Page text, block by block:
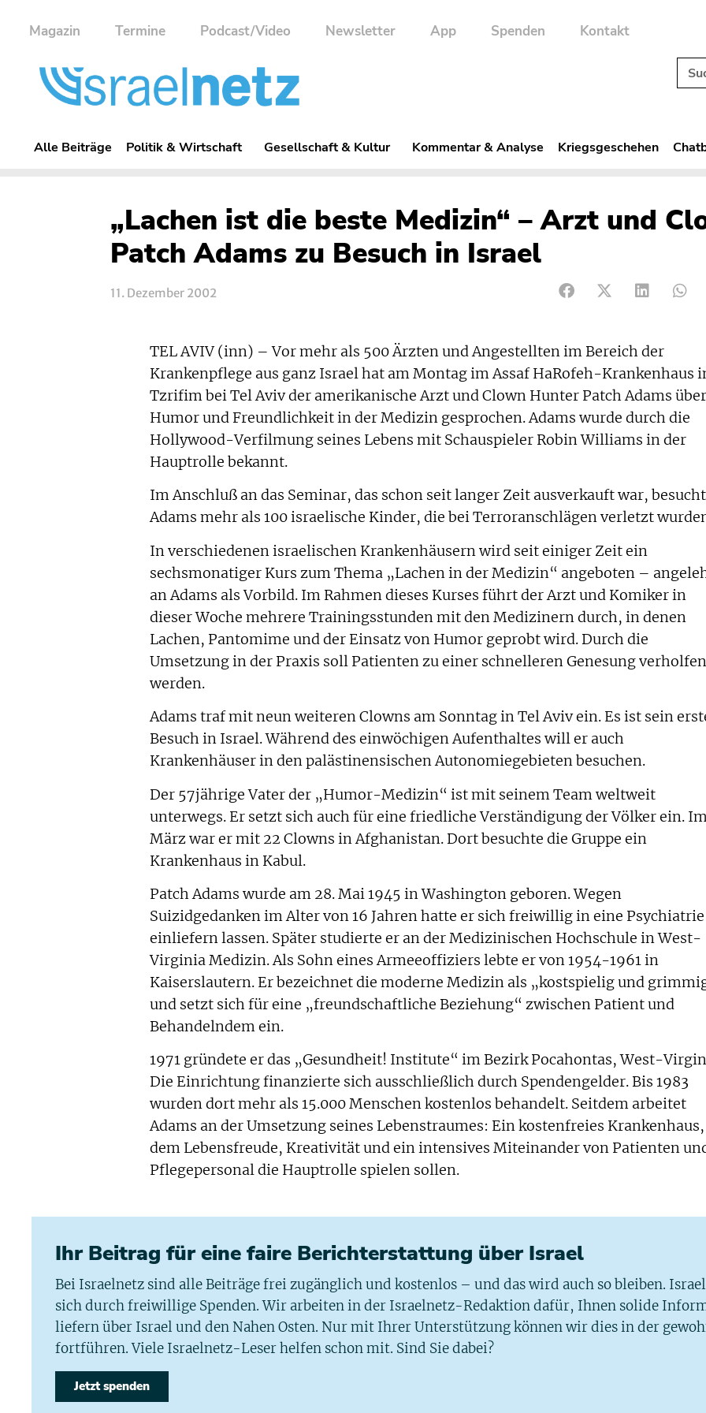
Magazin Termine Podcast/Video Newsletter App Spenden Kontakt
Alle Beiträge Politik & Wirtschaft Gesellschaft & Kultur Kommentar & Analyse Kriegsgeschehen
„Lachen ist die beste Medizin“ – Arzt und
Patch Adams zu Besuch in Israel
11. Dezember 2002
TEL AVIV (inn) – Vor mehr als 500 Ärzten und Angestellten im Bereich der
Krankenpflege aus ganz Israel hat am Montag im Assaf HaRofeh-Krankenhaus
Tzrifim bei Tel Aviv der amerikanische Arzt und Clown Hunter Patch Adams über
Humor und Freundlichkeit in der Medizin gesprochen. Adams wurde durch die
Hollywood-Verfilmung seines Lebens mit Schauspieler Robin Williams in der
Hauptrolle bekannt.
Im Anschluß an das Seminar, das schon seit langer Zeit ausverkauft war,
Adams mehr als 100 israelische Kinder, die bei Terroranschlägen verletzt
In verschiedenen israelischen Krankenhäusern wird seit einiger Zeit ein
sechsmonatiger Kurs zum Thema „Lachen in der Medizin“ angeboten –
an Adams als Vorbild. Im Rahmen dieses Kurses führt der Arzt und Komiker in
dieser Woche mehrere Trainingsstunden mit den Medizinern durch, in denen
Lachen, Pantomime und der Einsatz von Humor geprobt wird. Durch die
Umsetzung in der Praxis soll Patienten zu einer schnelleren Genesung verholfen
werden.
Adams traf mit neun weiteren Clowns am Sonntag in Tel Aviv ein. Es ist sein
Besuch in Israel. Während des einwöchigen Aufenthaltes will er auch
Krankenhäuser in den palästinensischen Autonomiegebieten besuchen.
Der 57jährige Vater der „Humor-Medizin“ ist mit seinem Team weltweit
unterwegs. Er setzt sich auch für eine friedliche Verständigung der Völker ein.
März war er mit 22 Clowns in Afghanistan. Dort besuchte die Gruppe ein
Krankenhaus in Kabul.
Patch Adams wurde am 28. Mai 1945 in Washington geboren. Wegen
Suizidgedanken im Alter von 16 Jahren hatte er sich freiwillig in eine Psychiatrie
einliefern lassen. Später studierte er an der Medizinischen Hochschule in West-
Virginia Medizin. Als Sohn eines Armeeoffiziers lebte er von 1954-1961 in
Kaiserslautern. Er bezeichnet die moderne Medizin als „kostspielig und
und setzt sich für eine „freundschaftliche Beziehung“ zwischen Patient und
Behandelndem ein.
1971 gründete er das „Gesundheit! Institute“ im Bezirk Pocahontas, West-
Die Einrichtung finanzierte sich ausschließlich durch Spendengelder. Bis 1983
wurden dort mehr als 15.000 Menschen kostenlos behandelt. Seitdem arbeitet
Adams an der Umsetzung seines Lebenstraumes: Ein kostenfreies
dem Lebensfreude, Kreativität und ein intensives Miteinander von Patienten
Pflegepersonal die Hauptrolle spielen sollen.
Ihr Beitrag für eine faire Berichterstattung über Israel
Bei Israelnetz sind alle Beiträge frei zugänglich und kostenlos – und das wird auch so bleiben.
sich durch freiwillige Spenden. Wir arbeiten in der Israelnetz-Redaktion dafür, Ihnen solide
liefern über Israel und den Nahen Osten. Nur mit Ihrer Unterstützung können wir dies in der
fortführen. Viele Israelnetz-Leser helfen schon mit. Sind Sie dabei?
Jetzt spenden